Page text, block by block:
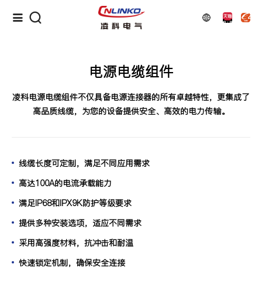
电源电缆组件
凌科电源电缆组件不仅具备电源连接器的所有卓越特性，更集成了
高品质线缆，为您的设备提供安全、高效的电力传输。
线缆长度可定制，满足不同应用需求
高达100A的电流承载能力
满足IP68和IPX9K防护等级要求
提供多种安装选项，适应不同需求
采用高强度材料，抗冲击和耐温
快速锁定机制，确保安全连接